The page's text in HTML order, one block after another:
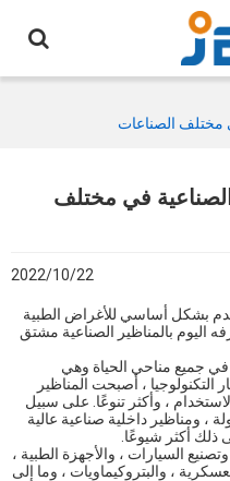
مختلف الصناعات
في مختلف
2022/10/22
بشكل أساسي للأغراض الطبية
اليوم بالمناظير الصناعية مشتق
في جميع مناحي الحياة وهي
التكنولوجيا ، أصبحت المناظير
، وأكثر تنوعًا. على سبيل
، ومناظير داخلية صناعية عالية
ذلك أكثر شيوعًا.
السيارات ، والأجهزة الطبية ،
، والبتروكيماويات ، وما إلى